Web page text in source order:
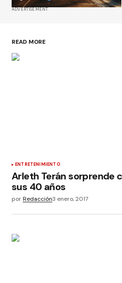
ADVERTISEMENT
READ MORE
ENTRETENIMIENTO
Arleth Terán sorprende
sus 40 años
porRedacción3 enero, 2017